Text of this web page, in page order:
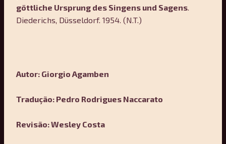
göttliche Ursprung des Singens und Sagens
Diederichs, Düsseldorf. 1954. (N.T.)
Autor: Giorgio Agamben
Tradução: Pedro Rodrigues Naccarato
Revisão: Wesley Costa